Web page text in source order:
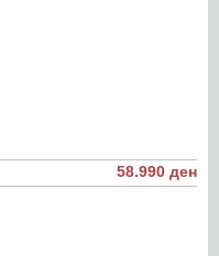
58.990 ден